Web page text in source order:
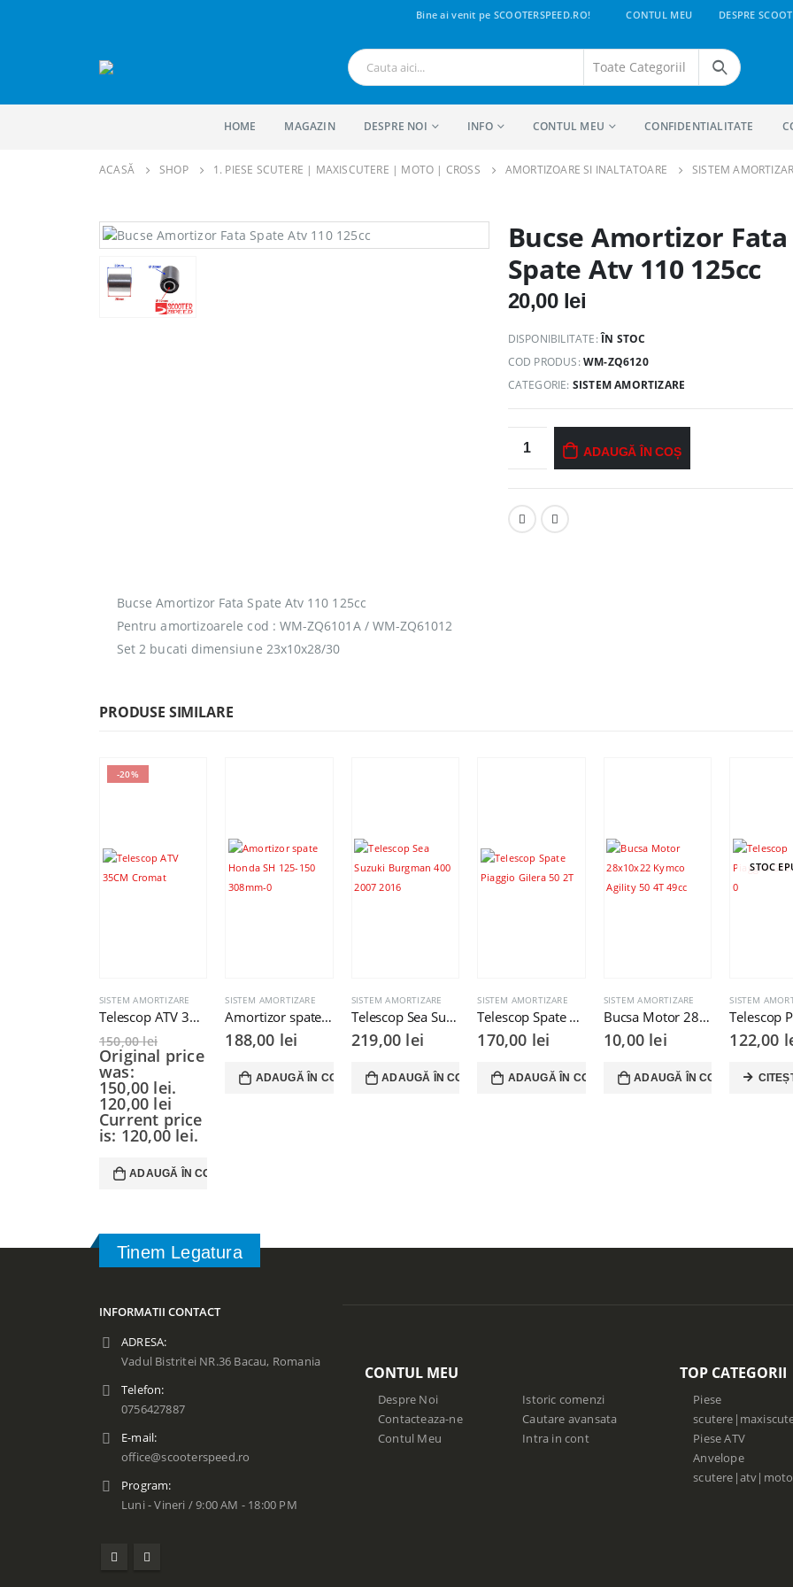
Bine ai venit pe SCOOTERSPEED.RO! CONTUL MEU DESPRE
HOME MAGAZIN DESPRE NOI INFO CONTUL MEU CONFIDENTIALITATE
ACASĂ SHOP 1. PIESE SCUTERE | MAXISCUTERE | MOTO | CROSS AMORTIZOARE SI INALTATOARE SISTEM
Bucse Amortizor Fata
Spate Atv 110 125cc
20,00 lei
DISPONIBILITATE:ÎN STOC
COD PRODUS:WM-ZQ6120
CATEGORIE: SISTEM AMORTIZARE
ADAUGĂ ÎN COȘ
Bucse Amortizor Fata Spate Atv 110 125cc
Pentru amortizoarele cod : WM-ZQ6101A / WM-ZQ61012
Set 2 bucati dimensiune 23x10x28/30
PRODUSE SIMILARE
-20%
SISTEM AMORTIZARE
Telescop ATV 35CM Cromat
150,00lei
Original price
was:
150,00 lei.
120,00 lei
Current price
is: 120,00 lei.
ADAUGĂ ÎN COȘ
SISTEM AMORTIZARE
Amortizor spate Honda SH 125cc 150cc 308mm
188,00 lei
ADAUGĂ ÎN COȘ
SISTEM AMORTIZARE
Telescop Sea Suzuki Burgman 400 2007 2016
219,00 lei
ADAUGĂ ÎN COȘ
SISTEM AMORTIZARE
Telescop Spate Piaggio Gilera 50 2T
170,00 lei
ADAUGĂ ÎN COȘ
SISTEM AMORTIZARE
Bucsa Motor 28x10x22 Kymco Agility 50 4T 49cc
10,00 lei
ADAUGĂ ÎN COȘ
STOC
SISTEM
122,00
Tinem Legatura
INFORMATII CONTACT
ADRESA:
Vadul Bistritei NR.36 Bacau, Romania
Telefon:
0756427887
E-mail:
office@scooterspeed.ro
Program:
Luni - Vineri / 9:00 AM - 18:00 PM
CONTUL MEU
Despre Noi
Contacteaza-ne
Contul Meu
Istoric comenzi
Cautare avansata
Intra in cont
TOP CATEGORII
Piese
Piese ATV
Anvelope